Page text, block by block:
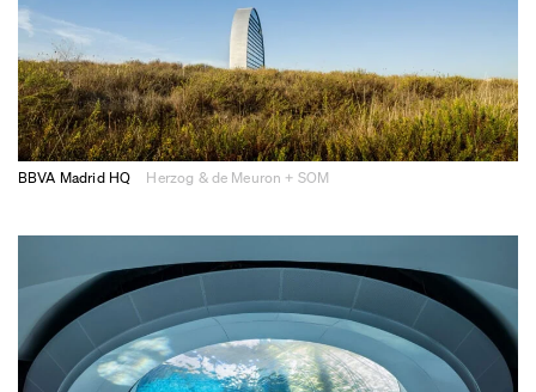
BBVA Madrid HQ Herzog & de Meuron + SOM